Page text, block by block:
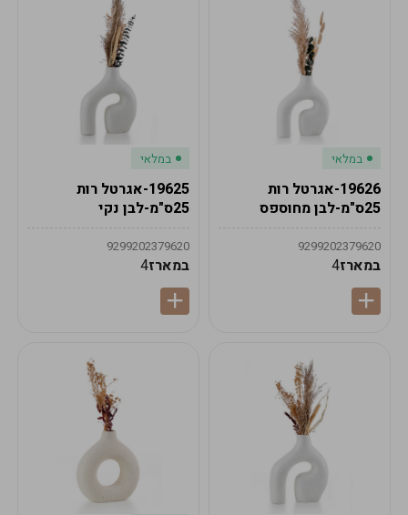
במלאי
19626-אגרטל רות
25ס"מ-לבן מחוספס
9299202379620
במארז4
במלאי
19625-אגרטל רות
25ס"מ-לבן נקי
9299202379620
במארז4
לתשלום